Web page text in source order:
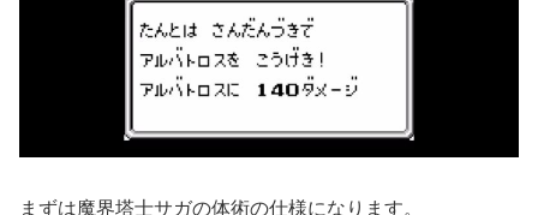
まずは魔界塔士サガの体術の仕様になります。